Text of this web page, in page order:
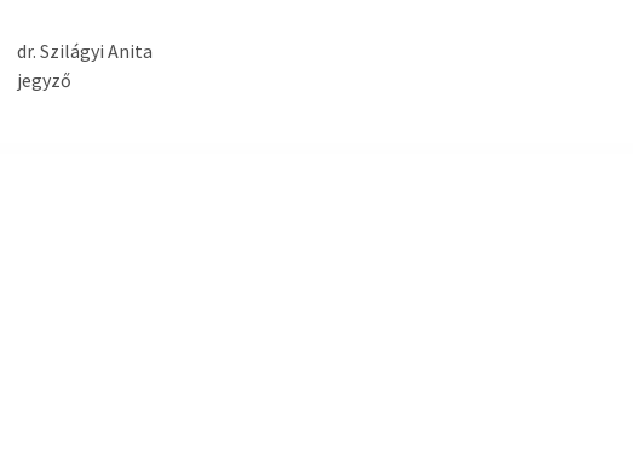
dr. Szilágyi Anita
jegyző